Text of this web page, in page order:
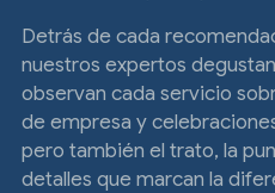
Detrás de cada
nuestros expertos
observan cada servicio
de empresa y
pero también el trato, la
detalles que marcan la